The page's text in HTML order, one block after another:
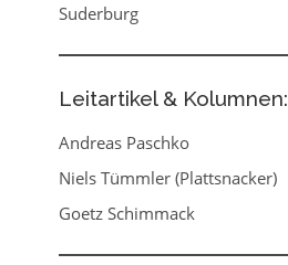
Suderburg
Leitartikel & Kolumnen:
Andreas Paschko
Niels Tümmler (Plattsnacker)
Goetz Schimmack